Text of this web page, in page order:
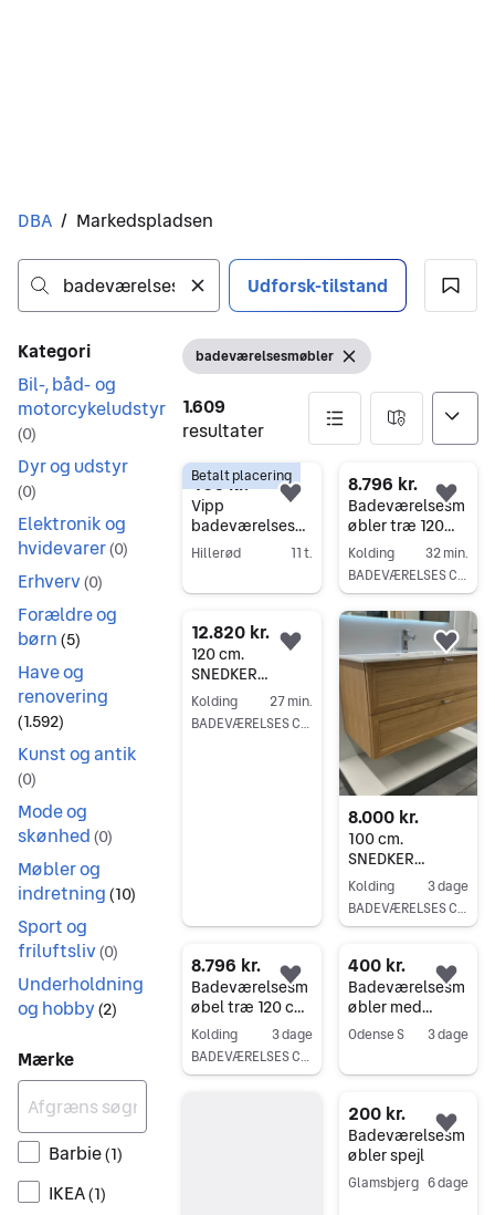
Du er her
DBA / Markedspladsen
Udforsk-tilstand
Filtre
Kategori
Bil-, båd- og
motorcykeludstyr
(0)
Dyr og udstyr
(0)
Elektronik og
hvidevarer(0)
Erhverv(0)
Forældre og
børn (5)
Have og
renovering
(1.592)
Kunst og antik
(0)
Mode og
skønhed (0)
Møbler og
indretning (10)
Sport og
friluftsliv(0)
Underholdning
og hobby(2)
Mærke
Barbie(1)
IKEA(1)
Åbn filter
badeværelsesmøbler Fjern søgeord
1.609
resultater
1609 resultater
400 kr.
Vipp
badeværelsesh
ylde hvid
Hillerød 11 t.
Betalt placering
Føj til favoritter.
Gå til annoncen
8.796 kr.
Badeværelsesm
øbler træ 120
cm snedker
badeværelsesm
øbler
Kolding
32 min.
BADEVÆRELSES CENTER KOLDING
Føj
Gå til annoncen
12.820 kr.
120 cm.
SNEDKER
BADEVÆRELSES
MØBLER -
badmøbler
Kolding
27 min.
BADEVÆRELSES CENTER KOLDING
Føj til favoritter.
8.000 kr.
100 cm.
SNEDKER
BADEVÆRELSES
MØBLER
Kolding
3 dage
BADEVÆRELSES CENTER KOLDING
Føj
8.796 kr.
Badeværelsesm
øbel træ 120 cm
eg snedker
badeværelsesm
øbler
Kolding
3 dage
BADEVÆRELSES CENTER KOLDING
Føj til favoritter.
400 kr.
Badeværelsesm
øbler med
vaske, 2 stk.
vægskabe samt
Odense S 3 dage
Føj
Gå til annoncen
200 kr.
Badeværelsesm
øbler spejl
Glamsbjerg 6 dage
Føj